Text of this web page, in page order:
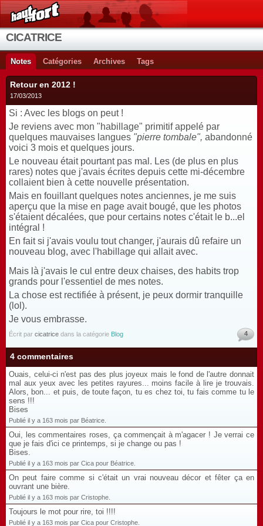
CICATRICE
Notes Catégories Archives Tags
Retour en 2012 !
17/03/2013
Si : Avec les blogs on peut !
Je reviens avec mon "habillage" primitif appelé par
quelques mauvaises langues "pierre tombale", abandonné
voici 3 mois et quelques jours.
Le nouveau était pourtant pas mal. Les (de plus en plus
rares) notes que j'avais écrites depuis cette mi-décembre
collaient bien à cette nouvelle présentation.
Mais en fouillant quelques notes anciennes, je me suis
aperçu que la mise en page avait bougé, que les photos
s'étaient décalées, que pour certains notes c'était le b...el
intégral !
En fait si j'avais voulu tout changer, j'aurais dû refaire un
nouveau blog, avec l'habillage qui allait avec.
Mais là j'avais le cul entre deux chaises, des habits trop
grands pour l'essentiel de mes notes.
La chose est rectifiée à présent, je peux dormir tranquille
(lol).
Je vous embrasse.
Écrit par cicatrice dans la catégorie Blog 4
4 commentaires
Ouais, celui-ci n'est pas des plus joyeux mais le fond de l'autre donnait
mal aux yeux avec les petites rayures... moins facile à lire je trouvais.
Alors, bon... et puis, de toute façon, tu es chez toi, tu fais comme tu le
sens !!!
Bises
Publié il y a 163 mois par Béatrice.
Oui, les commentaires roses, ça commençait à m'agacer ! Je verrai ce
que je fais d'ici ce printemps, si je change ou pas !
Bises.
Publié il y a 163 mois par Cica pour Béatrice.
On peut faire comme si c'était un vrai nouveau décor et fêter ça en
ouvrant une bière.
Publié il y a 163 mois par Cristophe.
Toujours le mot pour rire, toi !!!!
Publié il y a 163 mois par Cica pour Cristophe.